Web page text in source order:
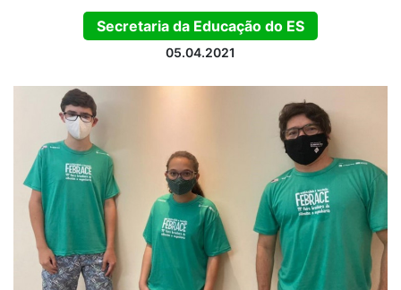
Secretaria da Educação do ES
05.04.2021